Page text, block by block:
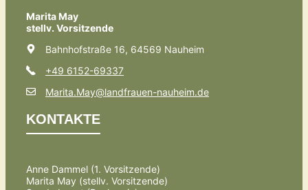
Marita May
stellv. Vorsitzende
Bahnhofstraße 16, 64569 Nauheim
+49 6152-69337
Marita.May@landfrauen-nauheim.de
KONTAKTE
Anne Dammel (1. Vorsitzende)
Marita May (stellv. Vorsitzende)